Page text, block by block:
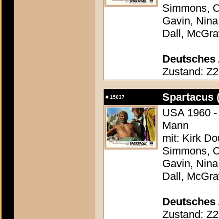
Simmons,
Gavin,
Dall,
Deutsches
Zustand: Z2
# 15037
Spartacus
USA 1960
Mann
mit: Kirk
Simmons,
Gavin,
Dall,
Deutsches
Zustand: Z2